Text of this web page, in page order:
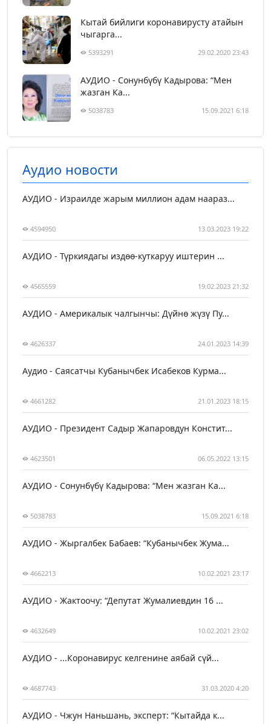
Кытай бийлиги коронавирусту атайын
чыгарга...
5393291 29.02.2020 23:43
АУДИО - Сонунбүбү Кадырова: “Мен
жазган Ка...
5038783 15.09.2021 6:18
Аудио новости
АУДИО - Израилде жарым миллион адам наараз...
4594950 13.03.2023 19:22
АУДИО - Түркиядагы издөө-куткаруу иштерин ...
4565559 19.02.2023 21:32
АУДИО - Америкалык чалгынчы: Дүйнө жүзү Пу...
4626337 24.01.2023 14:39
Аудио - Саясатчы Кубанычбек Исабеков Курма...
4661282 21.01.2023 18:15
АУДИО - Президент Садыр Жапаровдун Констит...
4623501 06.05.2022 13:15
АУДИО - Сонунбүбү Кадырова: “Мен жазган Ка...
5038783 15.09.2021 6:18
АУДИО - Жыргалбек Бабаев: “Кубанычбек Жума...
4662213 10.02.2021 23:17
АУДИО - Жактоочу: “Депутат Жумалиевдин 16 ...
4632649 10.02.2021 23:02
АУДИО - ...Коронавирус келгенине аябай сүй...
4687743 31.03.2020 4:20
АУДИО - Чжун Наньшань, эксперт: “Кытайда к...